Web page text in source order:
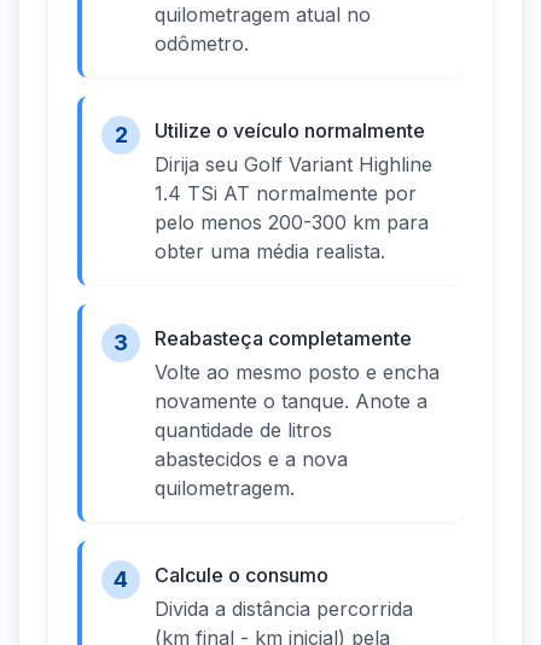
quilometragem atual no
odômetro.
2
Utilize o veículo normalmente
Dirija seu Golf Variant Highline
1.4 TSi AT normalmente por
pelo menos 200-300 km para
obter uma média realista.
3
Reabasteça completamente
Volte ao mesmo posto e encha
novamente o tanque. Anote a
quantidade de litros
abastecidos e a nova
quilometragem.
4
Calcule o consumo
Divida a distância percorrida
(km final - km inicial) pela